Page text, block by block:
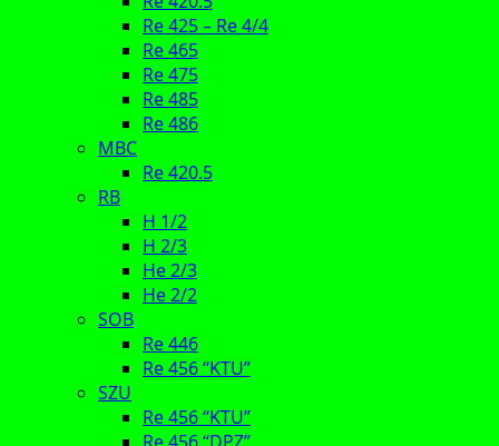
Re 425 – Re 4/4
Re 465
Re 475
Re 485
Re 486
MBC
Re 420.5
RB
H 1/2
H 2/3
He 2/3
He 2/2
SOB
Re 446
Re 456 “KTU”
SZU
Re 456 “KTU”